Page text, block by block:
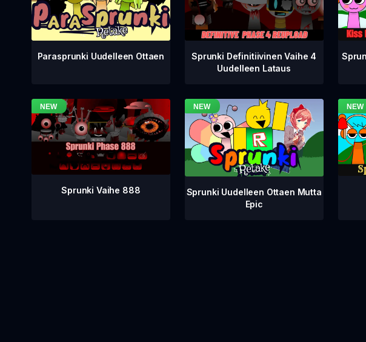
Parasprunki Uudelleen Ottaen
Sprunki Definitiivinen Vaihe 4
Uudelleen Lataus
Sprunki Vaihe 888
Sprunki Uudelleen Ottaen Mutta
Epic